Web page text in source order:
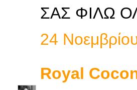
ΣΑΣ ΦΙΛΩ
24
Royal